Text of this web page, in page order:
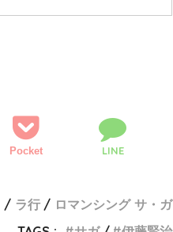
Pocket LINE
ラ行
ロマンシング サ・ガ